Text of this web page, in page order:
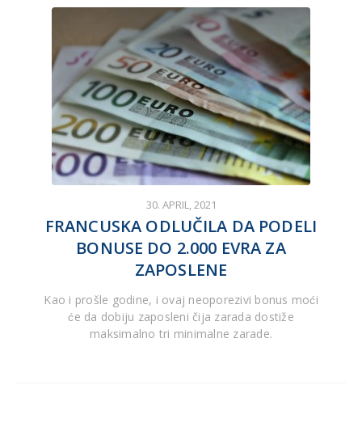
30. APRIL, 2021
FRANCUSKA ODLUČILA DA PODELI
BONUSE DO 2.000 EVRA ZA
ZAPOSLENE
Kao i prošle godine, i ovaj neoporezivi bonus moći
će da dobiju zaposleni čija zarada dostiže
maksimalno tri minimalne zarade.